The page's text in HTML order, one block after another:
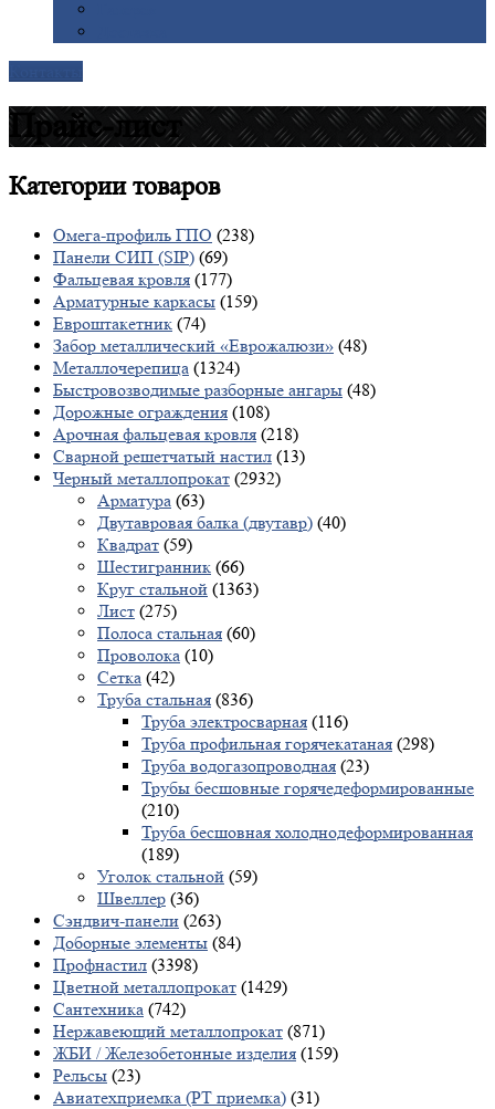
Прайс-лист
Категориитоваров
Омега-профиль ГПО (238)
Панели СИП (SIP) (69)
Фальцевая кровля (177)
Арматурные каркасы (159)
Евроштакетник (74)
Забор металлический «Еврожалюзи» (48)
Металлочерепица (1324)
Быстровозводимые разборные ангары (48)
Дорожные ограждения (108)
Арочная фальцевая кровля (218)
Сварной решетчатый настил (13)
Черный металлопрокат (2932)
Арматура (63)
Двутавровая балка (двутавр) (40)
Квадрат (59)
Шестигранник (66)
Круг стальной (1363)
Лист (275)
Полоса стальная (60)
Проволока (10)
Сетка (42)
Труба стальная (836)
Труба электросварная (116)
Труба профильная горячекатаная (298)
Труба водогазопроводная (23)
Трубы бесшовные горячедеформированные
(210)
Труба бесшовная холоднодеформированная
(189)
Уголок стальной (59)
Швеллер (36)
Сэндвич-панели (263)
Доборные элементы (84)
Профнастил (3398)
Цветной металлопрокат (1429)
Сантехника (742)
Нержавеющий металлопрокат (871)
ЖБИ / Железобетонные изделия (159)
Рельсы (23)
Авиатехприемка (РТ приемка) (31)